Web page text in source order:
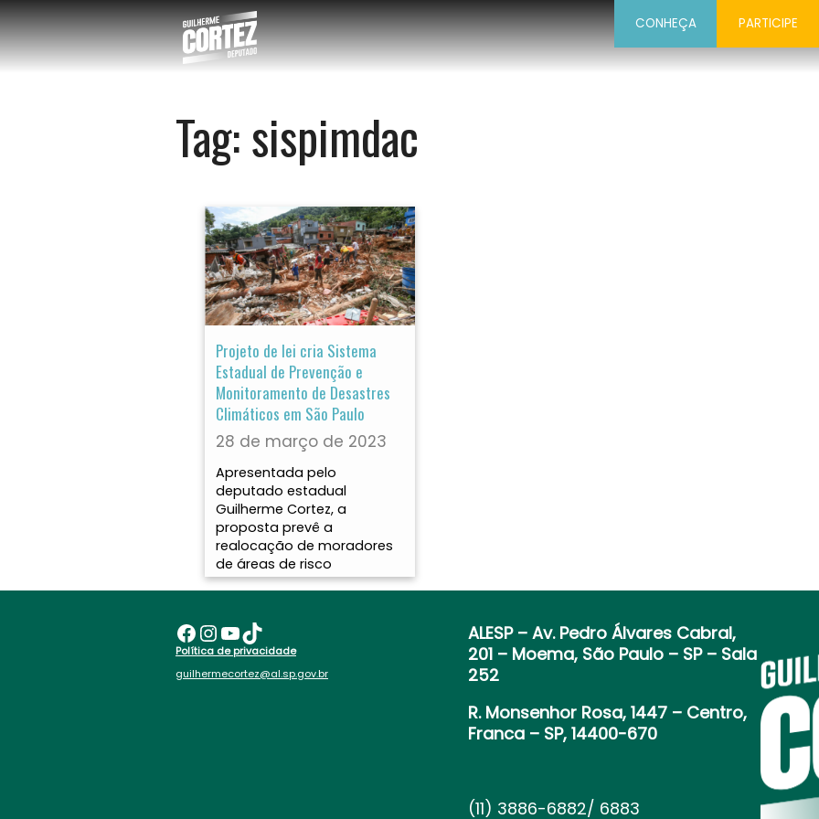
CONHEÇA PARTICIPE
Tag:sispimdac
Projeto de lei cria Sistema
Estadual de Prevenção e
Monitoramento de Desastres
Climáticos em São Paulo
28 de março de 2023
Apresentada pelo
deputado estadual
Guilherme Cortez, a
proposta prevê a
realocação de moradores
de áreas de risco
Facebook InstagramYoutube TikTok
Política de privacidade
guilhermecortez@al.sp.gov.br
ALESP – Av. Pedro Álvares Cabral,
201 – Moema, São Paulo – SP – Sala
252
R. Monsenhor Rosa, 1447 – Centro,
Franca – SP, 14400-670
(11) 3886-6882/ 6883